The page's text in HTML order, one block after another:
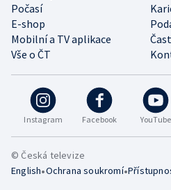
Instagram Facebook YouTube
Počasí
E-shop
Mobilní a TV aplikace
Vše o ČT
© Česká televize
English•Ochrana soukromí•